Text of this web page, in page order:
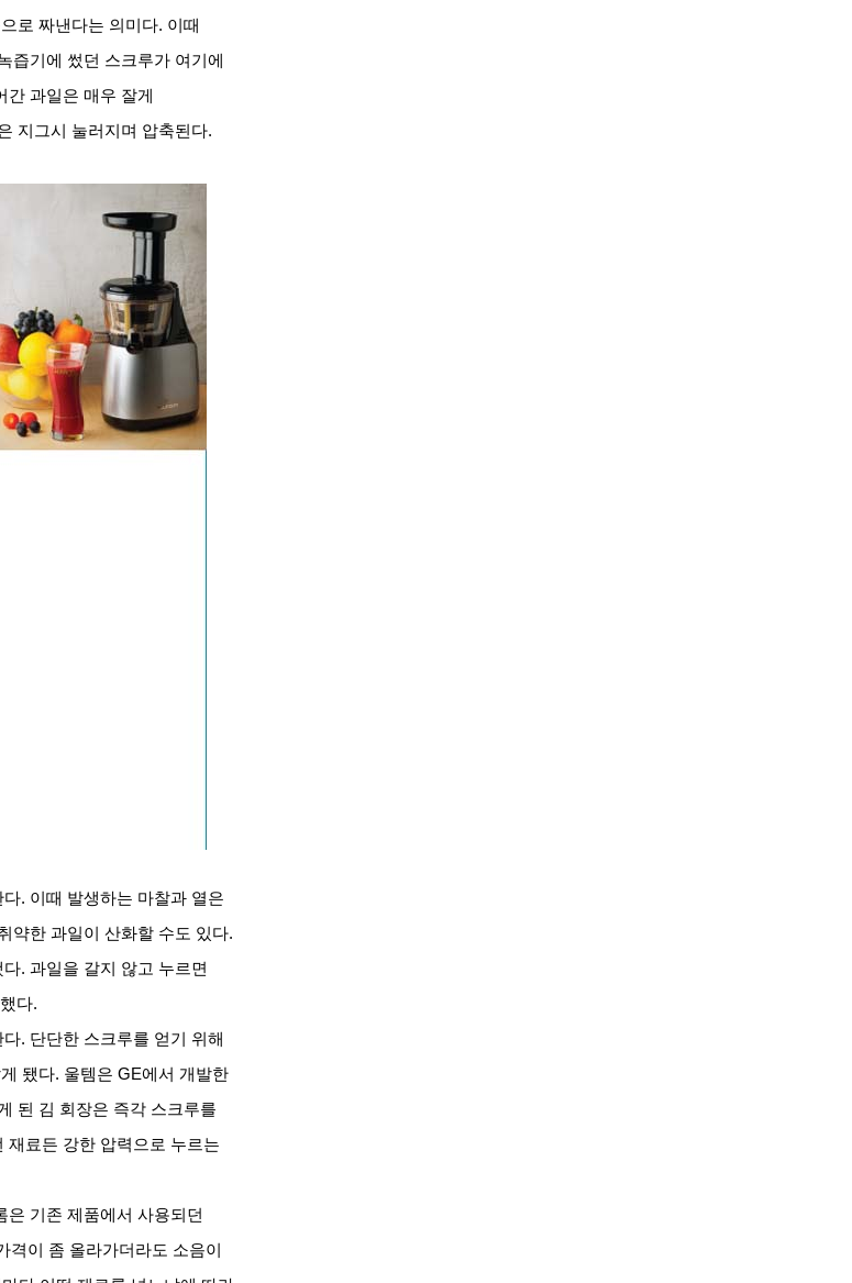
로 짜낸다는 의미다. 이때
즙기에 썼던 스크루가 여기에
간 과일은 매우 잘게
지그시 눌러지며 압축된다.
다. 이때 발생하는 마찰과 열은
약한 과일이 산화할 수도 있다.
다. 과일을 갈지 않고 누르면
다.
다. 단단한 스크루를 얻기 위해
됐다. 울템은 GE에서 개발한
된 김 회장은 즉각 스크루를
재료든 강한 압력으로 누르는
은 기존 제품에서 사용되던
격이 좀 올라가더라도 소음이